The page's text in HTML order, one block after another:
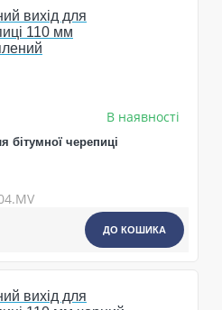
В наявності
бітумної черепиці
ДО КОШИКА